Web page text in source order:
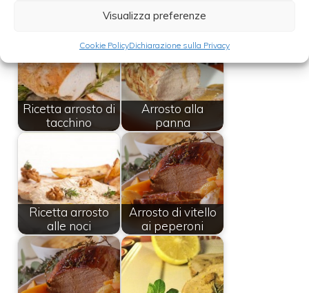
Visualizza preferenze
Cookie PolicyDichiarazione sulla Privacy
Leggi anche:
Ricetta arrosto di
tacchino
Arrosto alla
panna
Ricetta arrosto
alle noci
Arrosto di vitello
ai peperoni